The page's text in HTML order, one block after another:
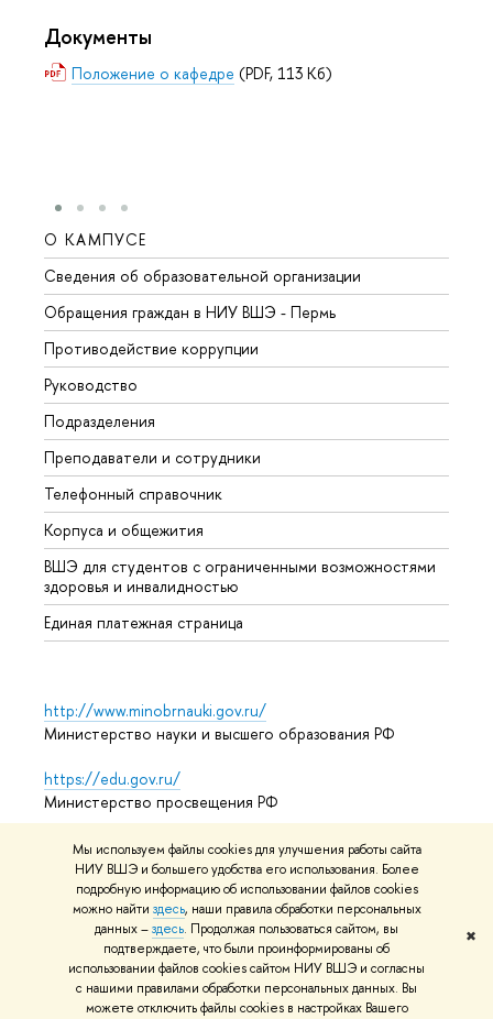
Мы используем файлы cookies для улучшения работы сайта
НИУ ВШЭ и большего удобства его использования. Более
подробную информацию об использовании файлов cookies
можно найти здесь, наши правила обработки персональных
данных –здесь. Продолжая пользоваться сайтом, вы
подтверждаете, что были проинформированы об
использовании файлов cookies сайтом НИУ ВШЭ и согласны
с нашими правилами обработки персональных данных. Вы
можете отключить файлы cookies в настройках Вашего
✖
Документы
Положение о кафедре (PDF, 113 Кб)
О КАМПУСЕ
Сведения об образовательной организации
Обращения граждан в НИУ ВШЭ - Пермь
Противодействие коррупции
Руководство
Подразделения
Преподаватели и сотрудники
Телефонный справочник
Корпуса и общежития
ВШЭ для студентов с ограниченными возможностями
здоровья и инвалидностью
Единая платежная страница
http://www.minobrnauki.gov.ru/
Министерство науки и высшего образования РФ
https://edu.gov.ru/
Министерство просвещения РФ
https://elearning.hse.ru/mooc
Массовые открытые онлайн-курсы
© НИУ ВШЭ 1993–2026 Условия использования материалов
Адреса и контактыКарта сайта